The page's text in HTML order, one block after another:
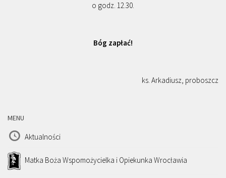
o godz. 12.30.
Bóg zapłać!
ks. Arkadiusz, proboszcz
MENU
Aktualności
Matka Boża Wspomożycielka i Opiekunka Wrocławia